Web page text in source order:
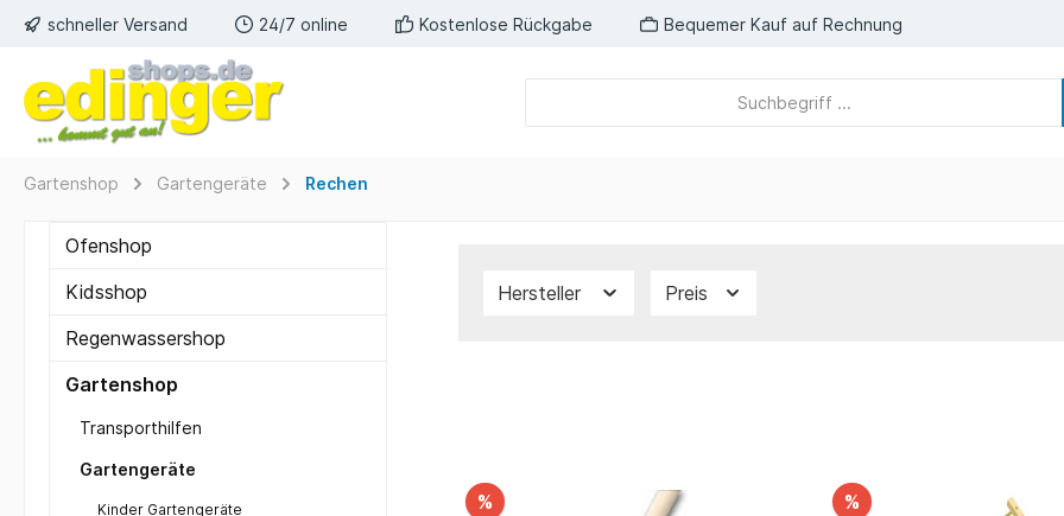
schneller Versand 24/7 online Kostenlose Rückgabe Bequemer Kauf auf Rechnung
Gartenshop Gartengeräte Rechen
Ofenshop
Kidsshop
Regenwassershop
Gartenshop
Transporthilfen
Gartengeräte
Kinder Gartengeräte
Hersteller Preis
% %